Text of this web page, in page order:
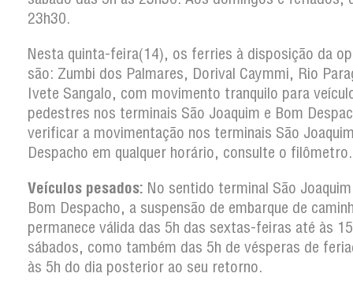
23h30.
Nesta quinta-feira(14), os ferries à disposição da
são: Zumbi dos Palmares, Dorival Caymmi, Rio
Ivete Sangalo, com movimento tranquilo para
pedestres nos terminais São Joaquim e Bom
verificar a movimentação nos terminais São
Despacho em qualquer horário, consulte o filômetro.
Veículos pesados: No sentido terminal São
Bom Despacho, a suspensão de embarque de
permanece válida das 5h das sextas-feiras até às
sábados, como também das 5h de vésperas de
às 5h do dia posterior ao seu retorno.